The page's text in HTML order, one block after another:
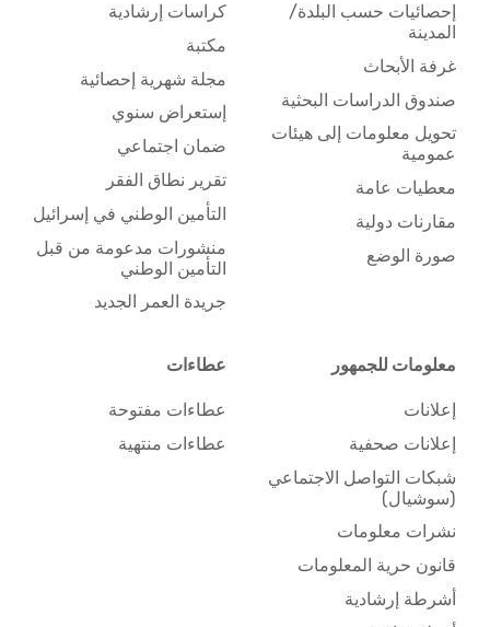
إحصائيات حسب البلدة/
المدينة
غرفة الأبحاث
صندوق الدراسات البحثية
تحويل معلومات إلى هيئات
عمومية
معطيات عامة
مقارنات دولية
صورة الوضع
كراسات إرشادية
مكتبة
مجلة شهرية إحصائية
إستعراض سنوي
ضمان اجتماعي
تقرير نطاق الفقر
التأمين الوطني في إسرائيل
منشورات مدعومة من قبل
التأمين الوطني
جريدة العمر الجديد
معلومات للجمهور
إعلانات
إعلانات صحفية
شبكات التواصل الاجتماعي
(سوشيال)
نشرات معلومات
قانون حرية المعلومات
أشرطة إرشادية
عطاءات
عطاءات مفتوحة
عطاءات منتهية